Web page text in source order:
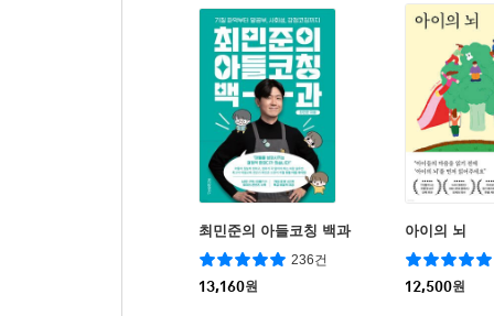
최민준의 아들코칭 백과
236건
13,160원
아이의 뇌
12,500원